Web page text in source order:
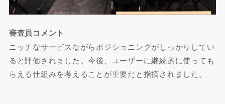
審査員コメント
ニッチなサービスながらポジショニングがしっかりしてい
ると評価されました。今後、ユーザーに継続的に使っても
らえる仕組みを考えることが重要だと指摘されました。